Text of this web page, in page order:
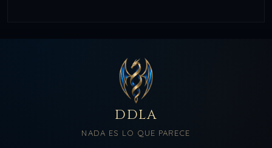
DDLA
NADA ES LO QUE PARECE